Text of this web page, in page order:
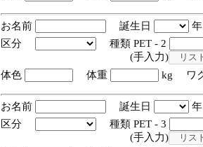
お名前 誕生日
区分
種類 PET - 2
(手入力)
体色
体重 kg ワ
お名前 誕生日
区分
種類 PET - 3
(手入力)